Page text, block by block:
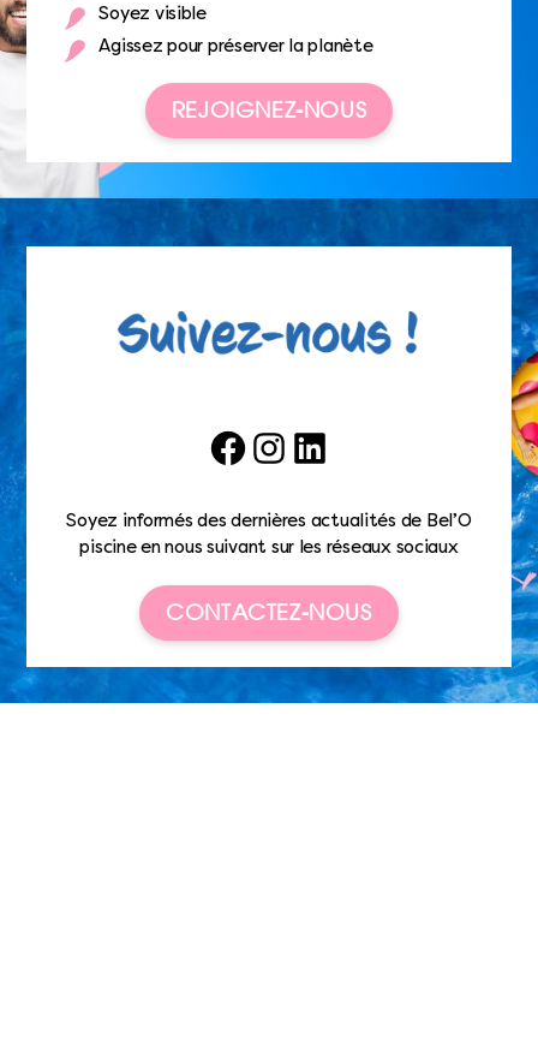
Soyez visible
Agissez pour préserver la planète
REJOIGNEZ-NOUS
FacebookInstagramLinkedIn
Soyez informés des dernières actualités de Bel’O
piscine en nous suivant sur les réseaux sociaux
CONTACTEZ-NOUS